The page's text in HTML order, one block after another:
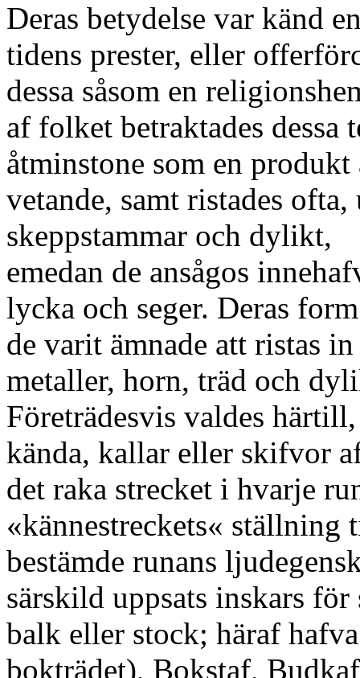
Deras betydelse var känd
tidens prester, eller
dessa såsom en
af folket betraktades dessa
åtminstone som en produkt
vetande, samt ristades
skeppstammar och dylikt,
emedan de ansågos
lycka och seger. Deras
de varit ämnade att ristas
metaller, horn, träd och
Företrädesvis valdes
kända, kallar eller skifvor
det raka strecket i hvarje
«kännestreckets« ställning
bestämde runans
särskild uppsats inskars för
balk eller stock; häraf
bokträdet), Bokstaf,